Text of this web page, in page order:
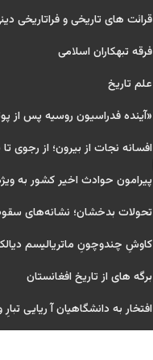
قرائت های تاریخی و فراتاریخی
فرقه تبهکاران اسلامی
علم تاریخ
«آینده فدراسیون روسیه پس از
افسانه نجات از بیرون؛ از رجوی
پیرامون حوادث اخیر کشور به
تحولات بدخشان؛ نشانه‌های
کاوشِ چندو‌چونِ ماتریالیسم
برگه های از تاریخ افغانستان
افتخار به دانشگاهیان آ ریایی تبارِ